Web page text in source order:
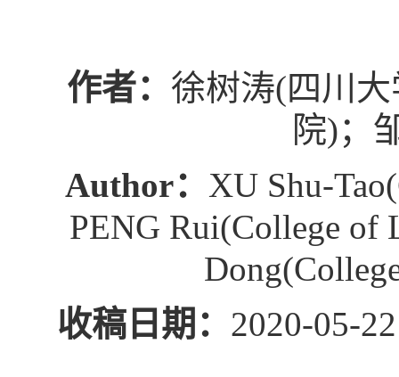
作者： 徐树涛(四川
院)；
Author： XU Shu-
PENG Rui(College of
收稿日期： 2020-